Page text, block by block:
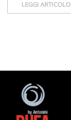
LEGGI ARTICOLO